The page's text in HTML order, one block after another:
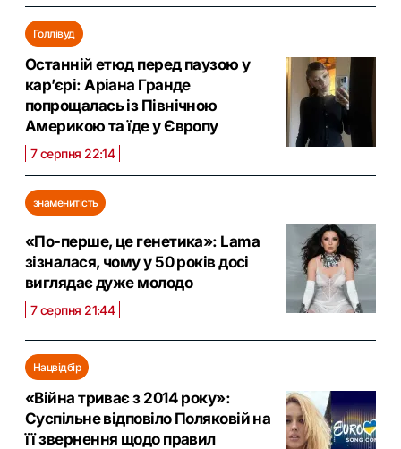
Голлівуд
Останній етюд перед паузою у
кар’єрі: Аріана Гранде
попрощалась із Північною
Америкою та їде у Європу
7 серпня 22:14
знаменитість
«По-перше, це генетика»: Lama
зізналася, чому у 50 років досі
виглядає дуже молодо
7 серпня 21:44
Нацвідбір
«Війна триває з 2014 року»:
Суспільне відповіло Поляковій на
її звернення щодо правил